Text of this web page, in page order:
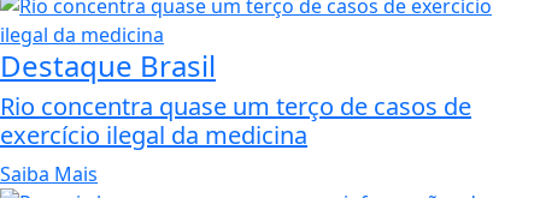
Destaque Brasil
Rio concentra quase um terço de casos de
exercício ilegal da medicina
Saiba Mais